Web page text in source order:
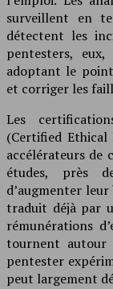
surveillent en
détectent les
pentesters,
adoptant le
et corriger les
Les
(Certified Ethical
accélérateurs de
études, près
d’augmenter
traduit déjà par
rémunérations
tournent autour
pentester
peut largement